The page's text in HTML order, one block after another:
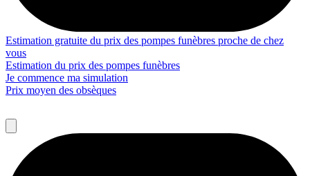
Estimation gratuite du prix des pompes funèbres proche de chez
vous
Estimation du prix des pompes funèbres
Je commence ma simulation
Prix moyen des obsèques